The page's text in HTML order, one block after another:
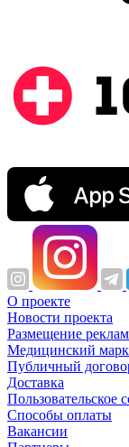
О проекте
Новости проекта
Размещение
Медицинский
Публичный
Доставка
Пользовательское
Способы оплаты
Вакансии